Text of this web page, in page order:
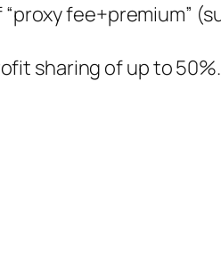
fee+premium”
sharing of up to 50%.